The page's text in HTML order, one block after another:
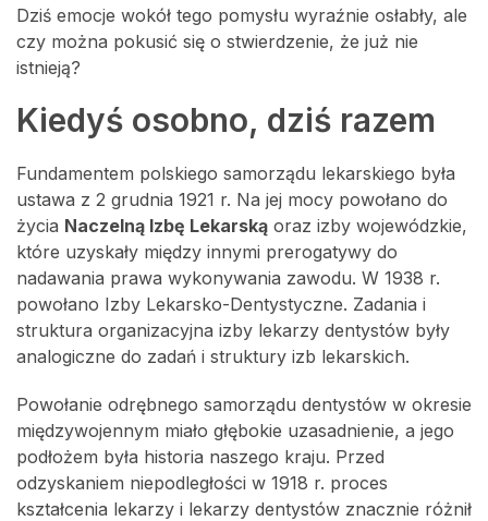
Dziś emocje wokół tego pomysłu wyraźnie osłabły, ale
czy można pokusić się o stwierdzenie, że już nie
istnieją?
Kiedyś osobno, dziś razem
Fundamentem polskiego samorządu lekarskiego była
ustawa z 2 grudnia 1921 r. Na jej mocy powołano do
życia Naczelną Izbę Lekarską oraz izby wojewódzkie,
które uzyskały między innymi prerogatywy do
nadawania prawa wykonywania zawodu. W 1938 r.
powołano Izby Lekarsko-Dentystyczne. Zadania i
struktura organizacyjna izby lekarzy dentystów były
analogiczne do zadań i struktury izb lekarskich.
Powołanie odrębnego samorządu dentystów w okresie
międzywojennym miało głębokie uzasadnienie, a jego
podłożem była historia naszego kraju. Przed
odzyskaniem niepodległości w 1918 r. proces
kształcenia lekarzy i lekarzy dentystów znacznie różnił